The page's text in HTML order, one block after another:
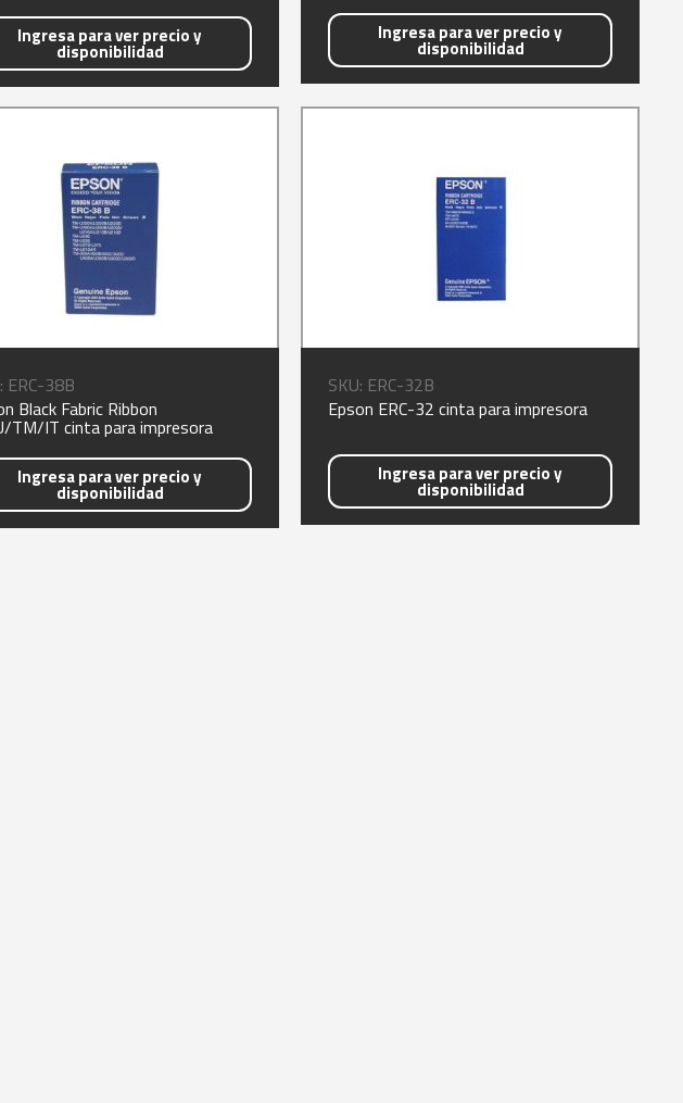
Ingresa para ver precio y
disponibilidad
Ingresa para ver precio y
disponibilidad
ERC-38B
Black Fabric Ribbon
TM/IT cinta para impresora
Ingresa para ver precio y
disponibilidad
SKU: ERC-32B
Epson ERC-32 cinta para impresora
Ingresa para ver precio y
disponibilidad